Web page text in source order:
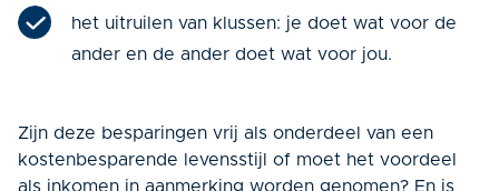
het uitruilen van klussen: je doet wat voor de
ander en de ander doet wat voor jou.
Zijn deze besparingen vrij als onderdeel van een
kostenbesparende levensstijl of moet het voordeel
als inkomen in aanmerking worden genomen? En is